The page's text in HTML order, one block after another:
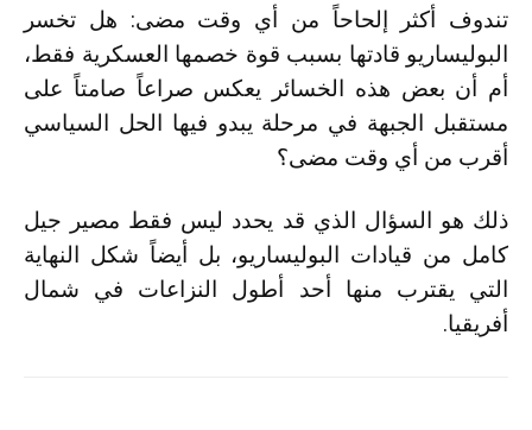
تندوف أكثر إلحاحاً من أي وقت مضى: هل تخسر
البوليساريو قادتها بسبب قوة خصمها العسكرية فقط،
أم أن بعض هذه الخسائر يعكس صراعاً صامتاً على
مستقبل الجبهة في مرحلة يبدو فيها الحل السياسي
أقرب من أي وقت مضى؟
ذلك هو السؤال الذي قد يحدد ليس فقط مصير جيل
كامل من قيادات البوليساريو، بل أيضاً شكل النهاية
التي يقترب منها أحد أطول النزاعات في شمال
أفريقيا.